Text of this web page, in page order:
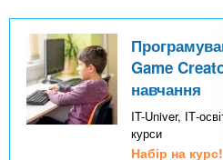
Game
навчання
IT-Univer, ІТ-
курси
Набір на курс!